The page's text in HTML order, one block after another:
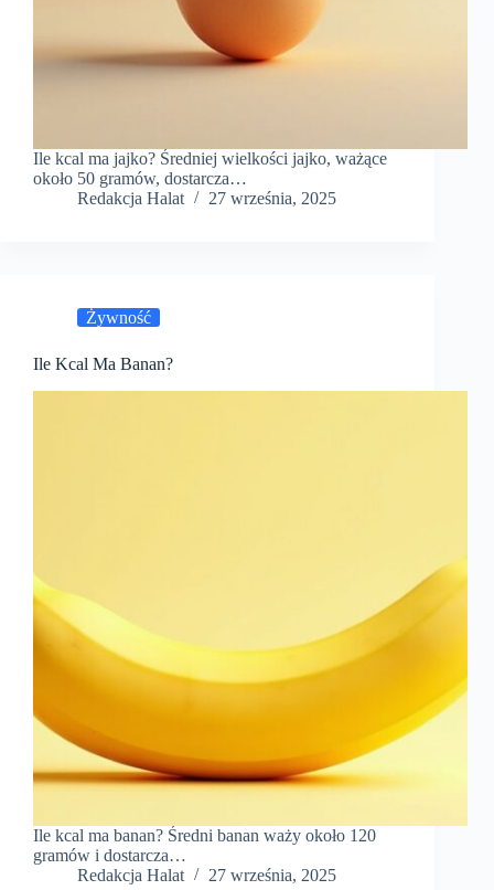
Ile kcal ma jajko? Średniej wielkości jajko, ważące
około 50 gramów, dostarcza…
Redakcja Halat
27 września, 2025
Żywność
Ile Kcal Ma Banan?
Ile kcal ma banan? Średni banan waży około 120
gramów i dostarcza…
Redakcja Halat
27 września, 2025